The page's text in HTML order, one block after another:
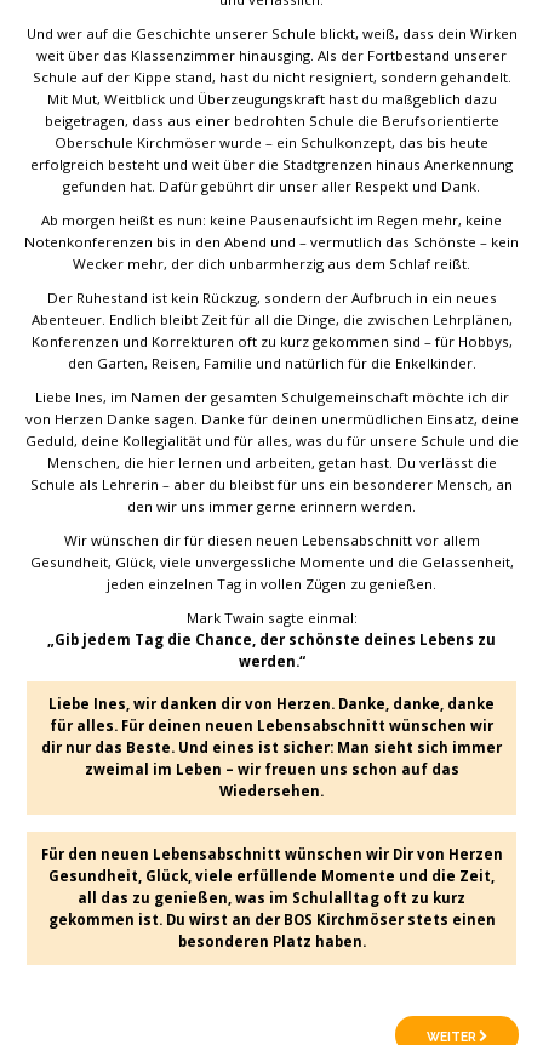
Und wer auf die Geschichte unserer Schule blickt, weiß, dass dein Wirken
weit über das Klassenzimmer hinausging. Als der Fortbestand unserer
Schule auf der Kippe stand, hast du nicht resigniert, sondern gehandelt.
Mit Mut, Weitblick und Überzeugungskraft hast du maßgeblich dazu
beigetragen, dass aus einer bedrohten Schule die Berufsorientierte
Oberschule Kirchmöser wurde – ein Schulkonzept, das bis heute
erfolgreich besteht und weit über die Stadtgrenzen hinaus Anerkennung
gefunden hat. Dafür gebührt dir unser aller Respekt und Dank.
Ab morgen heißt es nun: keine Pausenaufsicht im Regen mehr, keine
Notenkonferenzen bis in den Abend und – vermutlich das Schönste – kein
Wecker mehr, der dich unbarmherzig aus dem Schlaf reißt.
Der Ruhestand ist kein Rückzug, sondern der Aufbruch in ein neues
Abenteuer. Endlich bleibt Zeit für all die Dinge, die zwischen Lehrplänen,
Konferenzen und Korrekturen oft zu kurz gekommen sind – für Hobbys,
den Garten, Reisen, Familie und natürlich für die Enkelkinder.
Liebe Ines, im Namen der gesamten Schulgemeinschaft möchte ich dir
von Herzen Danke sagen. Danke für deinen unermüdlichen Einsatz, deine
Geduld, deine Kollegialität und für alles, was du für unsere Schule und die
Menschen, die hier lernen und arbeiten, getan hast. Du verlässt die
Schule als Lehrerin – aber du bleibst für uns ein besonderer Mensch, an
den wir uns immer gerne erinnern werden.
Wir wünschen dir für diesen neuen Lebensabschnitt vor allem
Gesundheit, Glück, viele unvergessliche Momente und die Gelassenheit,
jeden einzelnen Tag in vollen Zügen zu genießen.
Mark Twain sagte einmal:
„Gib jedem Tag die Chance, der schönste deines Lebens zu
werden.“
Liebe Ines, wir danken dir von Herzen. Danke, danke, danke
für alles. Für deinen neuen Lebensabschnitt wünschen wir
dir nur das Beste. Und eines ist sicher: Man sieht sich immer
zweimal im Leben – wir freuen uns schon auf das
Wiedersehen.
Für den neuen Lebensabschnitt wünschen wir Dir von Herzen
Gesundheit, Glück, viele erfüllende Momente und die Zeit,
all das zu genießen, was im Schulalltag oft zu kurz
gekommen ist. Du wirst an der BOS Kirchmöser stets einen
besonderen Platz haben.
WEITER